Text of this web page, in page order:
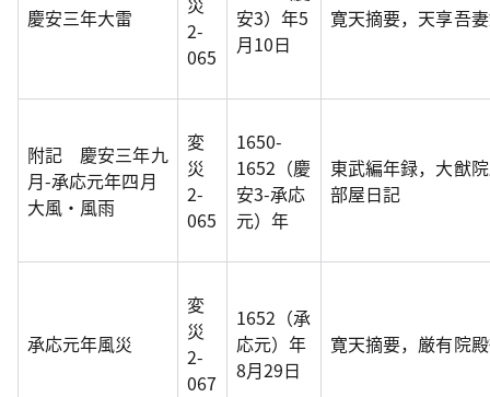
慶安三年大雷
2-
065
安3）年5
月10日
寛天摘要，天享吾
附記 慶安三年九
月-承応元年四月
大風・風雨
変
災
2-
065
1650-
1652（慶
安3-承応
元）年
東武編年録，大猷
部屋日記
承応元年風災
変
災
2-
067
1652（承
応元）年
8月29日
寛天摘要，厳有院